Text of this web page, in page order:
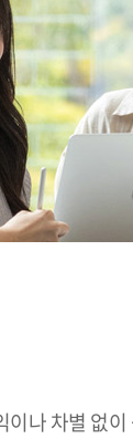
나 차별 없